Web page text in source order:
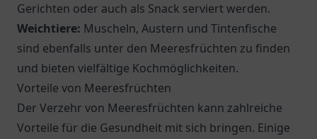
Gerichten oder auch als Snack serviert werden.
Weichtiere: Muscheln, Austern und Tintenfische
sind ebenfalls unter den Meeresfrüchten zu finden
und bieten vielfältige Kochmöglichkeiten.
Vorteile von Meeresfrüchten
Der Verzehr von Meeresfrüchten kann zahlreiche
Vorteile für die Gesundheit mit sich bringen. Einige